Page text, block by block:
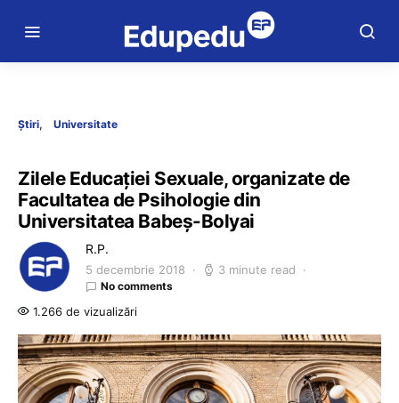
Știri Universitate
Zilele Educației Sexuale, organizate de
Facultatea de Psihologie din
Universitatea Babeș-Bolyai
R.P.
5 decembrie 2018 3 minute read
No comments
1.266 de vizualizări